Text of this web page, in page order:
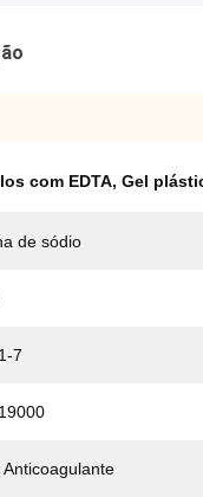
com EDTA, Gel
de sódio
7